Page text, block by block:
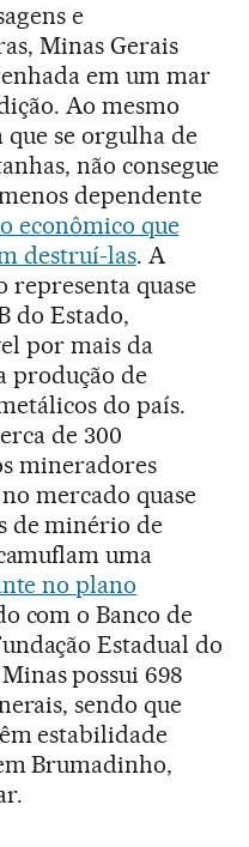
e
Minas Gerais
em um mar
Ao mesmo
se orgulha de
não consegue
dependente
econômico que
destruí-las. A
representa quase
do Estado,
por mais da
produção de
do país.
de 300
mineradores
mercado quase
de minério de
uma
no plano
com o Banco de
Estadual do
possui 698
sendo que
estabilidade
Brumadinho,